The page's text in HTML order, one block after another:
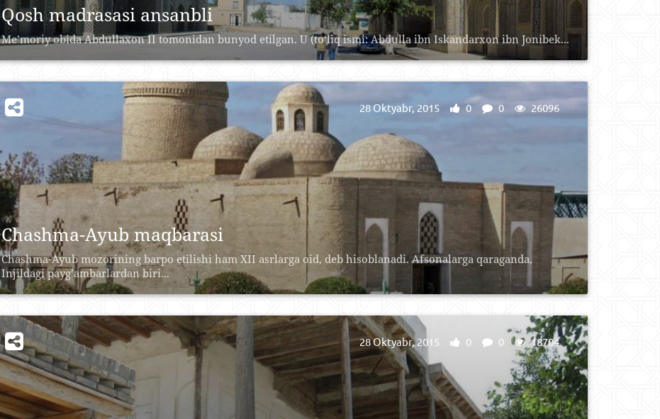
Qosh madrasasi ansanbli
Me’moriy obida Abdullaxon II tomonidan bunyod etilgan. U (to‘liq ismi: Abdulla ibn Iskandarxon ibn Jonibek...
Chashma-Ayub maqbarasi
Chashma-Ayub mozorining barpo etilishi ham XII asrlarga oid, deb hisoblanadi. Afsonalarga qaraganda,
Injildagi payg’ambarlardan biri...
28 Oktyabr, 2015 0 0 26096
28 Oktyabr, 2015 0 0 18704